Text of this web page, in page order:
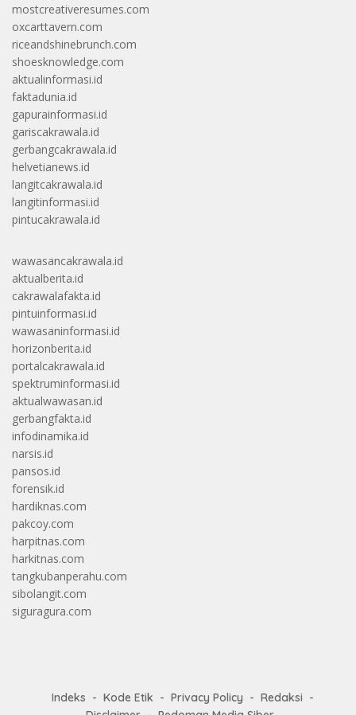
mostcreativeresumes.com
oxcarttavern.com
riceandshinebrunch.com
shoesknowledge.com
aktualinformasi.id
faktadunia.id
gapurainformasi.id
gariscakrawala.id
gerbangcakrawala.id
helvetianews.id
langitcakrawala.id
langitinformasi.id
pintucakrawala.id
wawasancakrawala.id
aktualberita.id
cakrawalafakta.id
pintuinformasi.id
wawasaninformasi.id
horizonberita.id
portalcakrawala.id
spektruminformasi.id
aktualwawasan.id
gerbangfakta.id
infodinamika.id
narsis.id
pansos.id
forensik.id
hardiknas.com
pakcoy.com
harpitnas.com
harkitnas.com
tangkubanperahu.com
sibolangit.com
siguragura.com
Indeks Kode Etik Privacy Policy
Redaksi